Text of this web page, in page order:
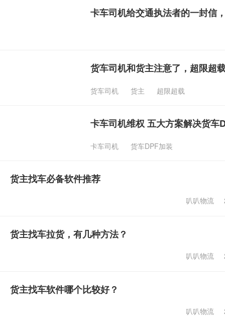
卡车司机给交通执法者的一封信
货车司机和货主注意了，超限超
货车司机 货主 超限超载
卡车司机维权 五大方案解决货车
卡车司机 货车DPF加装
货主找车必备软件推荐
叭叭物流
货主找车拉货，有几种方法？
叭叭物流
货主找车软件哪个比较好？
叭叭物流